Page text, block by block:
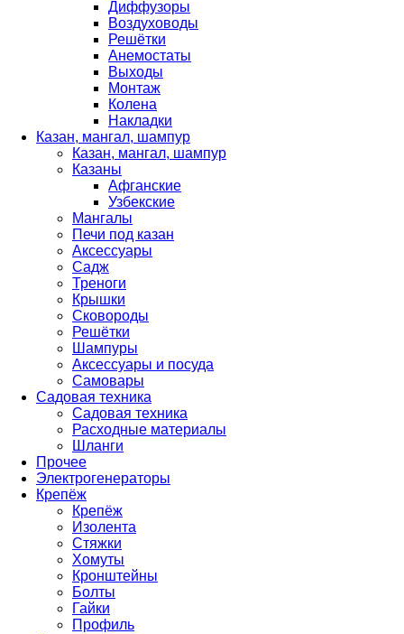
Диффузоры
Воздуховоды
Решётки
Анемостаты
Выходы
Монтаж
Колена
Накладки
Казан, мангал, шампур
Казан, мангал, шампур
Казаны
Афганские
Узбекские
Мангалы
Печи под казан
Аксессуары
Садж
Треноги
Крышки
Сковороды
Решётки
Шампуры
Аксессуары и посуда
Самовары
Садовая техника
Садовая техника
Расходные материалы
Шланги
Прочее
Электрогенераторы
Крепёж
Крепёж
Изолента
Стяжки
Хомуты
Кронштейны
Болты
Гайки
Профиль